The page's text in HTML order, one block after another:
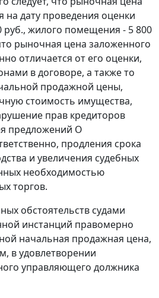
дату проведения оценки
руб., жилого помещения - 5 800
рыночная цена заложенного
отличается от его оценки,
в договоре, а также то
продажной цены,
стоимость имущества,
прав кредиторов
предложений О
продления срока
и увеличения судебных
необходимостью
торгов.
обстоятельств судами
инстанций правомерно
начальная продажная цена,
в удовлетворении
управляющего должника